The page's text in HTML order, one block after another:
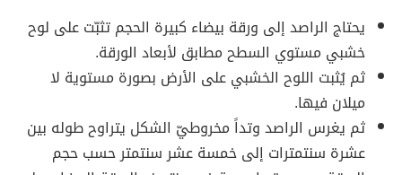
يحتاج الراصد إلى ورقة بيضاء كبيرة الحجم تثبّت على لوح
خشبي مستوي السطح مطابق لأبعاد الورقة.
ثم يُثبت اللوح الخشبي على الأرض بصورة مستوية لا
ميلان فيها.
ثم يغرس الراصد وتداً مخروطيّ الشكل يتراوح طوله بين
عشرة سنتمترات إلى خمسة عشر سنتمتر حسب حجم